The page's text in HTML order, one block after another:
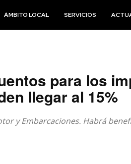
ÁMBITO LOCAL SERVICIOS
para los
llegar al 15%
y Embarcaciones. Habrá